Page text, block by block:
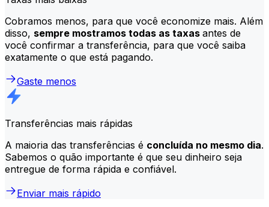
Cobramos menos, para que você economize mais. Além
disso, sempre mostramos todas as taxas antes de
você confirmar a transferência, para que você saiba
exatamente o que está pagando.
Gaste menos
Transferências mais rápidas
A maioria das transferências é concluída no mesmo dia.
Sabemos o quão importante é que seu dinheiro seja
entregue de forma rápida e confiável.
Enviar mais rápido